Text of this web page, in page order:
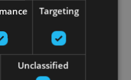
Targeting
Unclassified